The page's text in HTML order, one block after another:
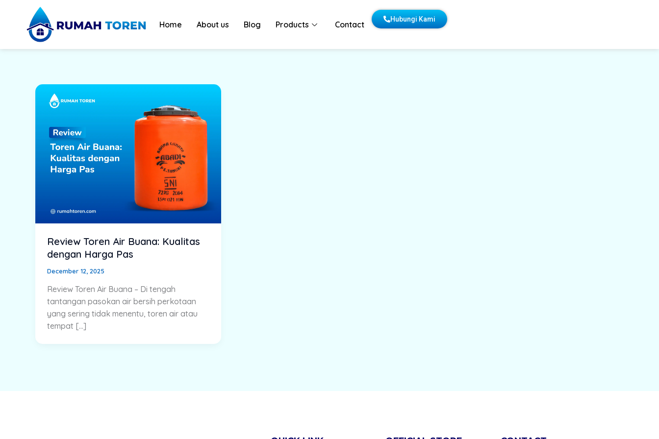
content
Home About us Blog Products Contact
Hubungi Kami
Review Toren Air Buana: Kualitas
dengan Harga Pas
December 12, 2025
Review Toren Air Buana – Di tengah
tantangan pasokan air bersih perkotaan
yang sering tidak menentu, toren air atau
tempat […]